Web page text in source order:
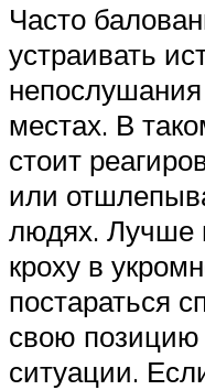
Часто
устраивать
местах. В
стоит
или
людях. Лучше
кроху в
постараться
свою
ситуации.